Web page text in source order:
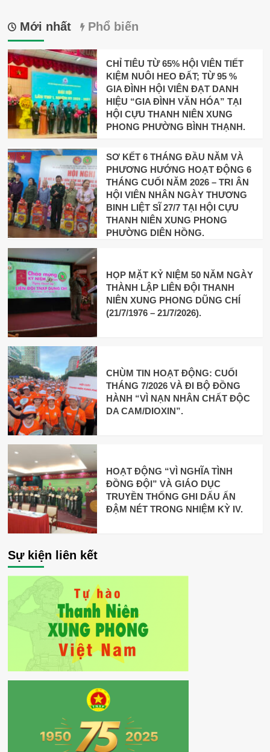
Mới nhất Phổ biến
CHỈ TIÊU TỪ 65% HỘI VIÊN TIẾT
KIỆM NUÔI HEO ĐẤT; TỪ 95 %
GIA ĐÌNH HỘI VIÊN ĐẠT DANH
HIỆU “GIA ĐÌNH VĂN HÓA” TẠI
HỘI CỰU THANH NIÊN XUNG
PHONG PHƯỜNG BÌNH THẠNH.
SƠ KẾT 6 THÁNG ĐẦU NĂM VÀ
PHƯƠNG HƯỚNG HOẠT ĐỘNG 6
THÁNG CUỐI NĂM 2026 – TRI ÂN
HỘI VIÊN NHÂN NGÀY THƯƠNG
BINH LIỆT SĨ 27/7 TẠI HỘI CỰU
THANH NIÊN XUNG PHONG
PHƯỜNG DIÊN HỒNG.
HỌP MẶT KỶ NIỆM 50 NĂM NGÀY
THÀNH LẬP LIÊN ĐỘI THANH
NIÊN XUNG PHONG DŨNG CHÍ
(21/7/1976 – 21/7/2026).
CHÙM TIN HOẠT ĐỘNG: CUỐI
THÁNG 7/2026 VÀ ĐI BỘ ĐỒNG
HÀNH “VÌ NẠN NHÂN CHẤT ĐỘC
DA CAM/DIOXIN”.
HOẠT ĐỘNG “VÌ NGHĨA TÌNH
ĐỒNG ĐỘI” VÀ GIÁO DỤC
TRUYỀN THỐNG GHI DẤU ẤN
ĐẬM NÉT TRONG NHIỆM KỲ IV.
Sự kiện liên kết